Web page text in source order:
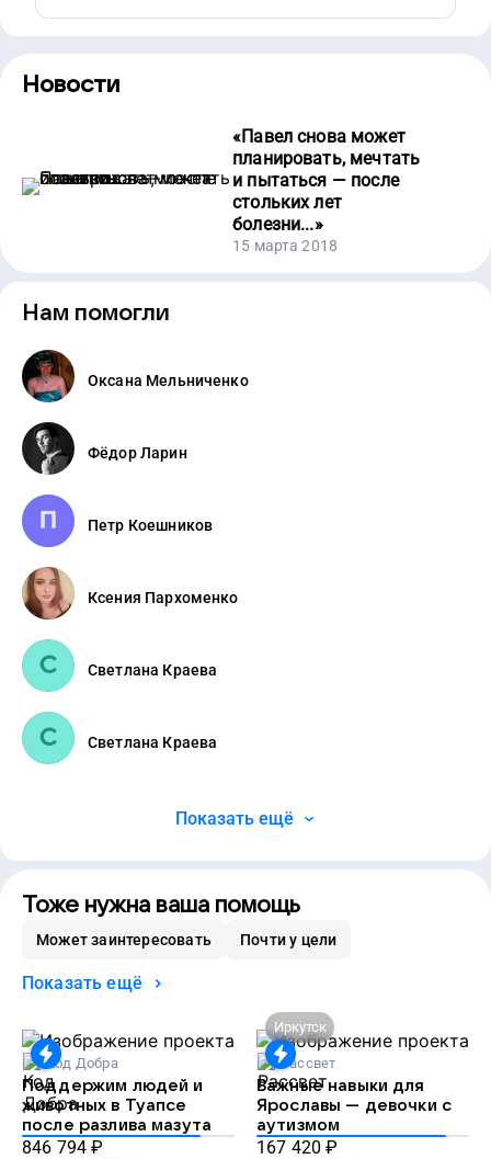
Новости
«Павел снова может
планировать, мечтать
и пытаться — после
стольких лет
болезни...»
15 марта 2018
Нам помогли
Оксана Мельниченко
Фёдор Ларин
Петр Коешников
Ксения Пархоменко
Светлана Краева
Светлана Краева
Показать ещё
Тоже нужна ваша помощь
Может заинтересовать Почти у цели
Показать ещё
Код Добра
Поддержим людей и
животных в Туапсе
после разлива мазута
846 794 ₽
Иркутск
Рассвет
Важные навыки для
Ярославы — девочки с
аутизмом
167 420 ₽